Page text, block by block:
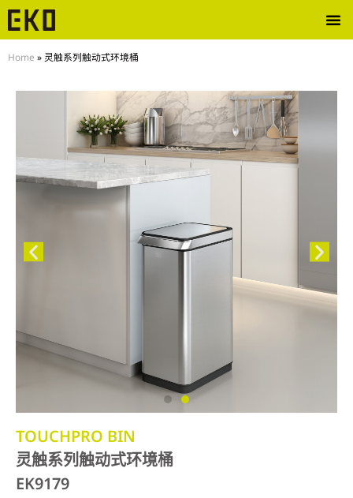
Home » 灵触系列触动式环境桶
TOUCHPRO BIN
灵触系列触动式环境桶
EK9179